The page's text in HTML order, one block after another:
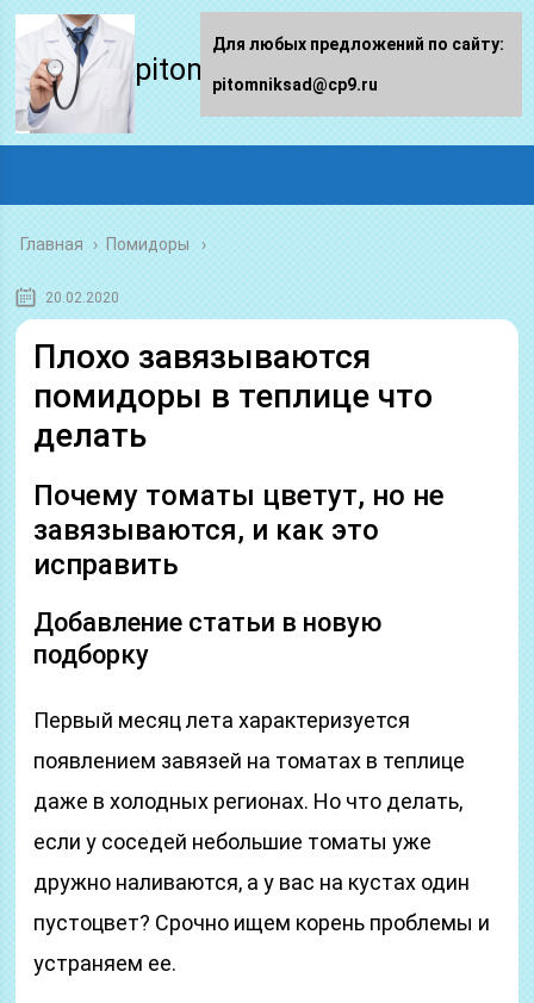
pitomniksad.ru
Главная › Помидоры
20.02.2020
Плохо завязываются
помидоры в теплице что
делать
Почему томаты цветут, но не
завязываются, и как это
исправить
Добавление статьи в новую
подборку
Первый месяц лета характеризуется
появлением завязей на томатах в теплице
даже в холодных регионах. Но что делать,
если у соседей небольшие томаты уже
дружно наливаются, а у вас на кустах один
пустоцвет? Срочно ищем корень проблемы и
устраняем ее.
Для любых предложений по сайту:
pitomniksad@cp9.ru